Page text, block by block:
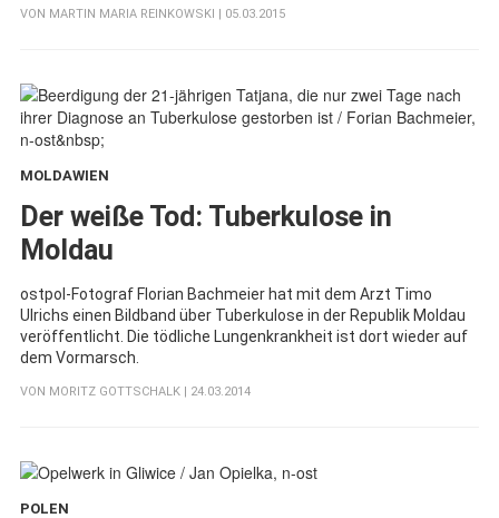
VON MARTIN MARIA REINKOWSKI | 05.03.2015
MOLDAWIEN
Der weiße Tod: Tuberkulose in
Moldau
ostpol-Fotograf Florian Bachmeier hat mit dem Arzt Timo
Ulrichs einen Bildband über Tuberkulose in der Republik Moldau
veröffentlicht. Die tödliche Lungenkrankheit ist dort wieder auf
dem Vormarsch.
VON MORITZ GOTTSCHALK | 24.03.2014
POLEN